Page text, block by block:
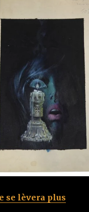
se lèvera plus